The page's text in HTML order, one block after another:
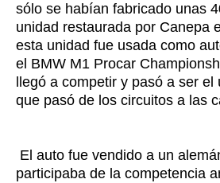
sólo se habían fabricado unas
unidad restaurada por Canepa
esta unidad fue usada como
el BMW M1 Procar
llegó a competir y pasó a ser
que pasó de los circuitos a las
El auto fue vendido a un
participaba de la competencia